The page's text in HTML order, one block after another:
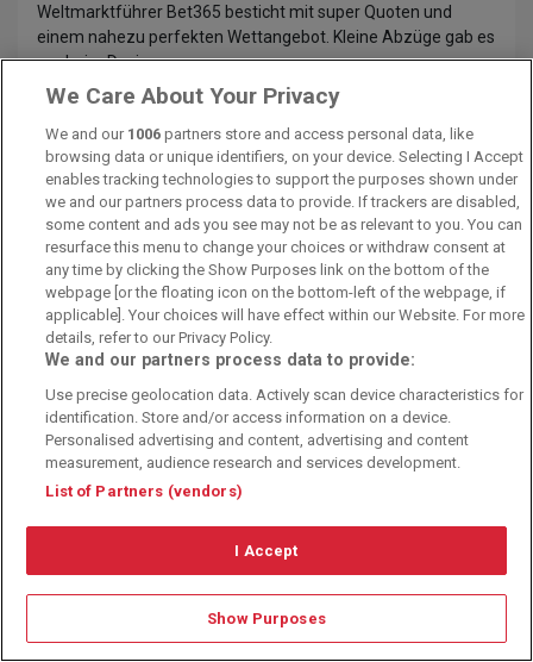
Weltmarktführer Bet365 besticht mit super Quoten und
einem nahezu perfekten Wettangebot. Kleine Abzüge gab es
nur beim Design.
Zum Testbericht
Bet365besuchen
Zum großen Wettquoten Test
Alle Wettanbieter mit deutscher Lizenz
We Care About Your Privacy
We and our 1006 partners store and access personal data, like
browsing data or unique identifiers, on your device. Selecting I Accept
enables tracking technologies to support the purposes shown under
we and our partners process data to provide. If trackers are disabled,
some content and ads you see may not be as relevant to you. You can
resurface this menu to change your choices or withdraw consent at
any time by clicking the Show Purposes link on the bottom of the
webpage [or the floating icon on the bottom-left of the webpage, if
applicable]. Your choices will have effect within our Website. For more
details, refer to our Privacy Policy.
We and our partners process data to provide:
Use precise geolocation data. Actively scan device characteristics for
identification. Store and/or access information on a device.
Personalised advertising and content, advertising and content
measurement, audience research and services development.
List of Partners (vendors)
I Accept
Show Purposes